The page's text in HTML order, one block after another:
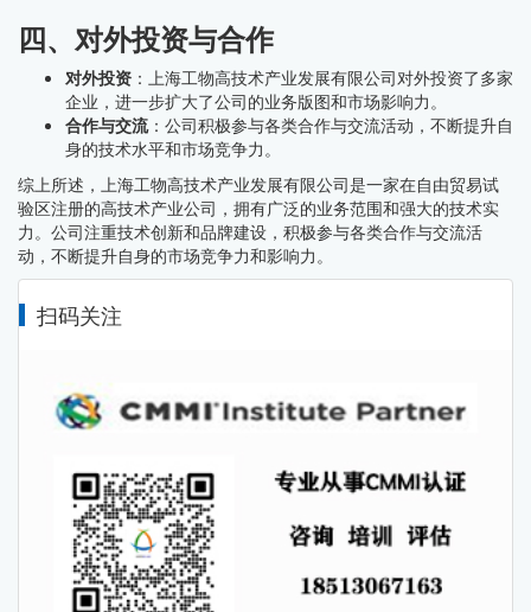
四、对外投资与合作
对外投资 ：上海工物高技术产业发展有限公司对外投资了多家
企业，进一步扩大了公司的业务版图和市场影响力。
合作与交流：公司积极参与各类合作与交流活动，不断提升自
身的技术水平和市场竞争力。
综上所述，上海工物高技术产业发展有限公司是一家在自由贸易试
验区注册的高技术产业公司，拥有广泛的业务范围和强大的技术实
力。公司注重技术创新和品牌建设，积极参与各类合作与交流活
动，不断提升自身的市场竞争力和影响力。
扫码关注